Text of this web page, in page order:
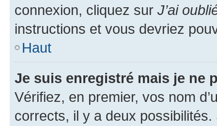
connexion, cliquez sur J’ai
instructions et vous devriez
Haut
Je suis enregistré mais je ne
Vérifiez, en premier, vos nom
corrects, il y a deux